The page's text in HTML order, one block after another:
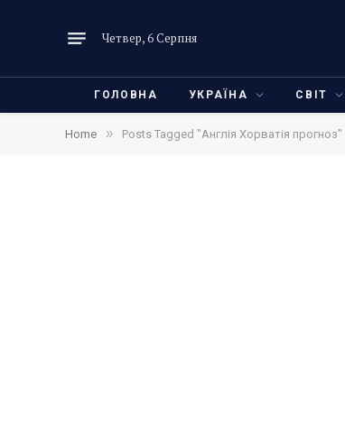
Четвер, 6 Серпня
ГОЛОВНА УКРАЇНА СВІТ
Home » Posts Tagged "Англія Хорватія прогноз"